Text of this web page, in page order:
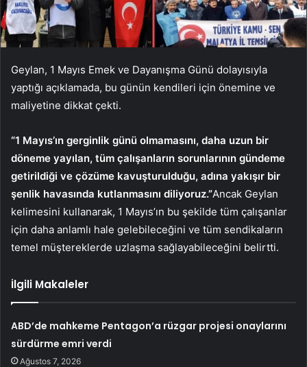
Geylan, 1 Mayıs Emek ve Dayanışma Günü dolayısıyla
yaptığı açıklamada, bu günün kendileri için önemine ve
maliyetine dikkat çekti.
“1 Mayıs’ın gerginlik günü olmamasını, daha uzun bir
döneme yayılan, tüm çalışanların sorunlarının gündeme
getirildiği ve çözüme kavuşturulduğu, adına yakışır bir
şenlik havasında kutlanmasını diliyoruz.”Ancak Geylan
kelimesini kullanarak, 1 Mayıs’ın bu şekilde tüm çalışanlar
için daha anlamlı hale gelebileceğini ve tüm sendikaların
temel müştereklerde uzlaşma sağlayabileceğini belirtti.
İlgili Makaleler
ABD’de mahkeme Pentagon’a rüzgar projesi onaylarını
sürdürme emri verdi
Ağustos 7, 2026